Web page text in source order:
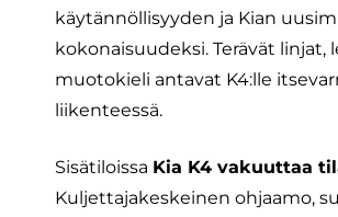
käytännöllisyyden ja Kian
kokonaisuudeksi. Terävät
muotokieli antavat K4:lle
liikenteessä.
Sisätiloissa Kia K4 vakuuttaa
Kuljettajakeskeinen ohjaamo,